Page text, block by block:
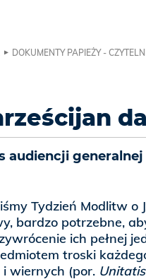
DOKUMENTY PAPIEŻY -
audiencji generalnej
Tydzień Modlitw o
bardzo potrzebne,
ich pełnej
troski
wiernych (por.